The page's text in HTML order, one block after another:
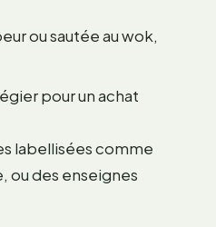
ou sautée au wok,
pour un achat
labellisées comme
ou des enseignes